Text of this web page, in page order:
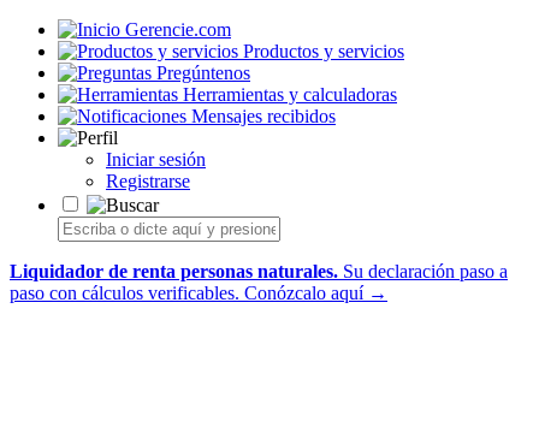
Gerencie.com
Productos y servicios
Pregúntenos
Herramientas y calculadoras
Mensajes recibidos
Iniciar sesión
Registrarse
Liquidador de renta personas naturales. Su declaración paso a
paso con cálculos verificables. Conózcalo aquí →